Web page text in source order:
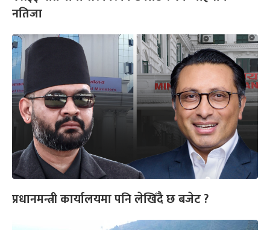
नतिजा
प्रधानमन्त्री कार्यालयमा पनि लेखिँदै छ बजेट ?